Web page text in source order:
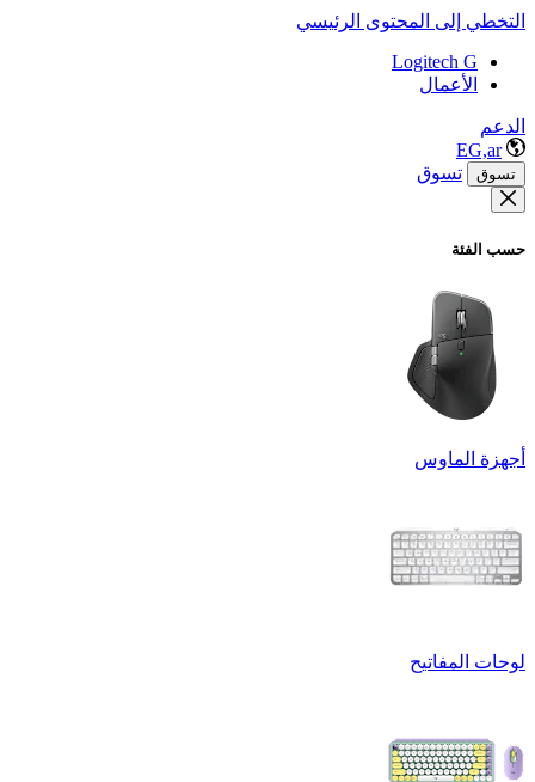
التخطي إلى المحتوى الرئيسي
Logitech G
الأعمال
الدعم
EG,ar
تسوق تسوق
حسب الفئة
أجهزة الماوس
لوحات المفاتيح